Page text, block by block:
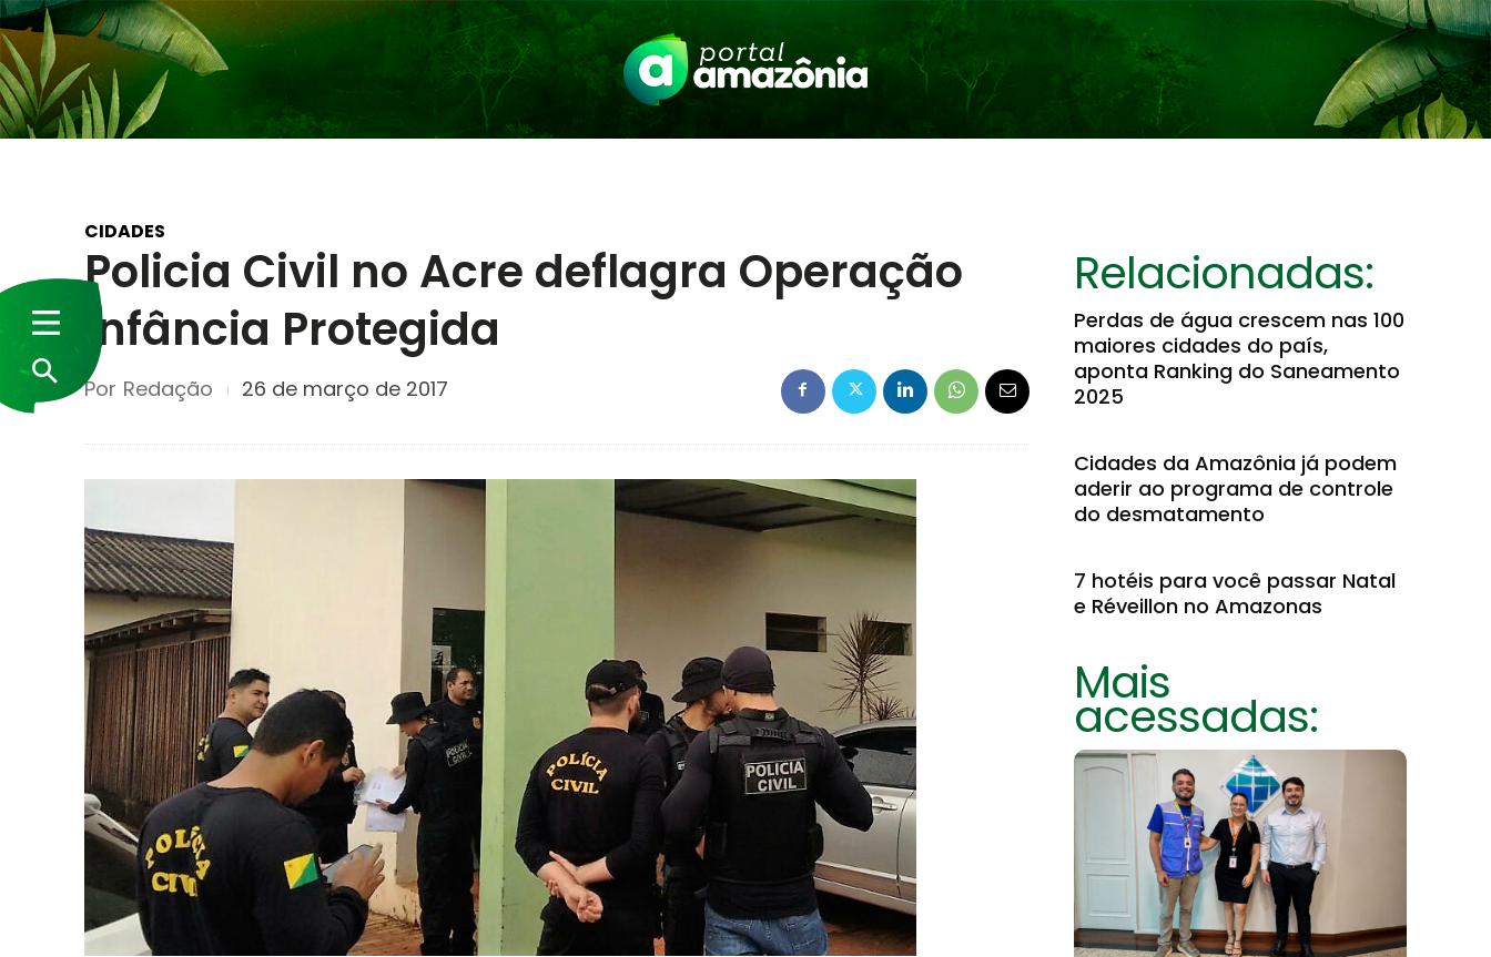
CIDADES
Policia Civil no Acre deflagra Operação
Infância Protegida
Por Redação 26 de março de 2017
Relacionadas:
Perdas de água crescem nas 100
maiores cidades do país,
aponta Ranking do Saneamento
2025
Cidades da Amazônia já podem
aderir ao programa de controle
do desmatamento
7 hotéis para você passar Natal
e Réveillon no Amazonas
Mais
acessadas: